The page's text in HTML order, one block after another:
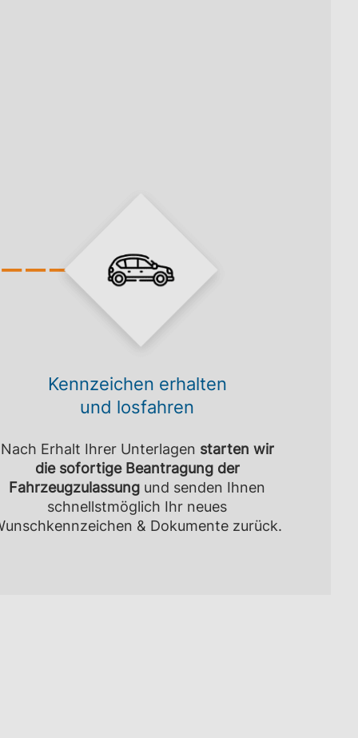
Kennzeichen erhalten
und losfahren
Nach Erhalt Ihrer Unterlagen starten wir
die sofortige Beantragung der
Fahrzeugzulassung und senden Ihnen
schnellstmöglich Ihr neues
& Dokumente zurück.